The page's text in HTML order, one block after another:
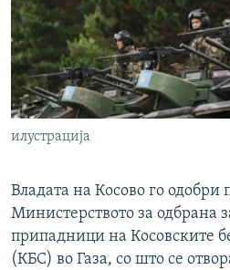
илустрација
Владата на Косово го одобри
Министерството за одбрана
припадници на Косовските
(КБС) во Газа, со што се